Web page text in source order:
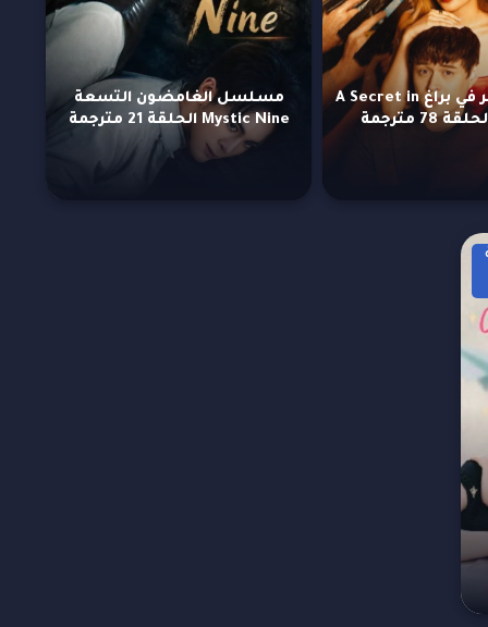
مسلسل سر في براغ A Secret in
مسلسل الغامضون التسعة
Mystic Nine الحلقة 21 مترجمة